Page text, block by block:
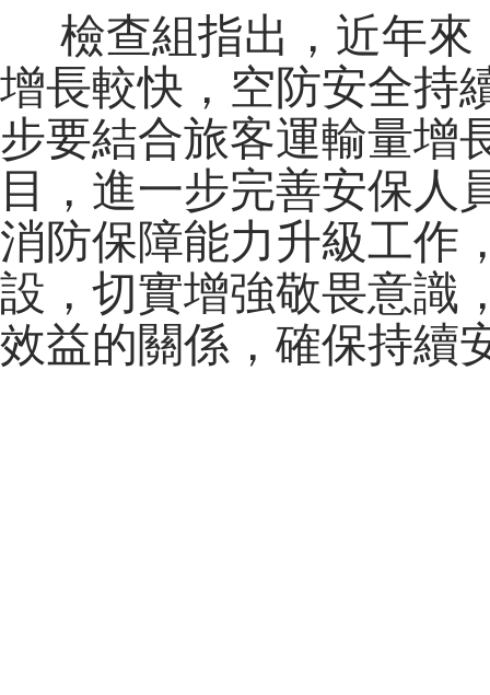
檢查組指出，近年
增長較快，空防安全持
步要結合旅客運輸量增
目，進一步完善安保人
消防保障能力升級工作
設，切實增強敬畏意識
效益的關係，確保持續